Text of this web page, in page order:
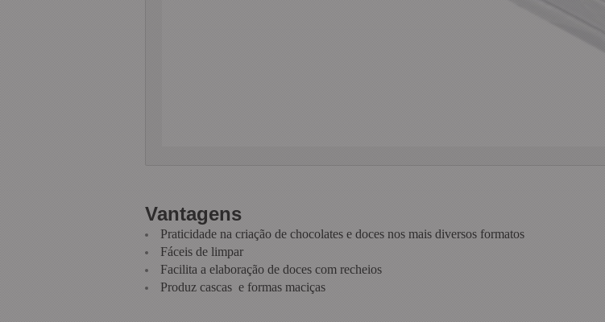
Vantagens
Praticidade na criação de chocolates e doces nos mais diversos formatos
Fáceis de limpar
Facilita a elaboração de doces com recheios
Produz cascas e formas maciças